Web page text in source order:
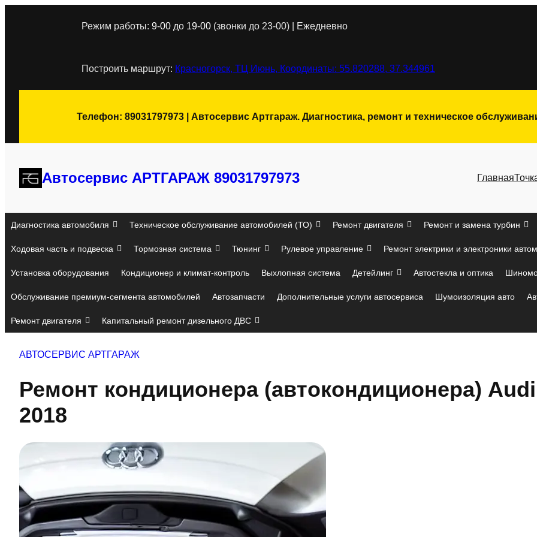
Режим работы: 9-00 до 19-00 (звонки до 23-00) | Ежедневно
Построить маршрут: Красногорск, ТЦ Июнь, Координаты: 55.820288, 37.344961
Телефон: 89031797973 | Автосервис Артгараж. Диагностика, ремонт и техническое
Автосервис АРТГАРАЖ 89031797973 Главная
Диагностика автомобиля Техническое обслуживание автомобилей (ТО) Ремонт двигателя Ремонт и замена турбин
Ходовая часть и подвеска Тормозная система Тюнинг Рулевое управление Ремонт электрики и электроники
Установка оборудования Кондиционер и климат-контроль Выхлопная система Детейлинг Автостекла и оптика
Обслуживание премиум-сегмента автомобилей Автозапчасти Дополнительные услуги автосервиса Шумоизоляция авто
Ремонт двигателя Капитальный ремонт дизельного ДВС
АВТОСЕРВИС АРТГАРАЖ
Ремонт кондиционера (автокондиционера)
2018